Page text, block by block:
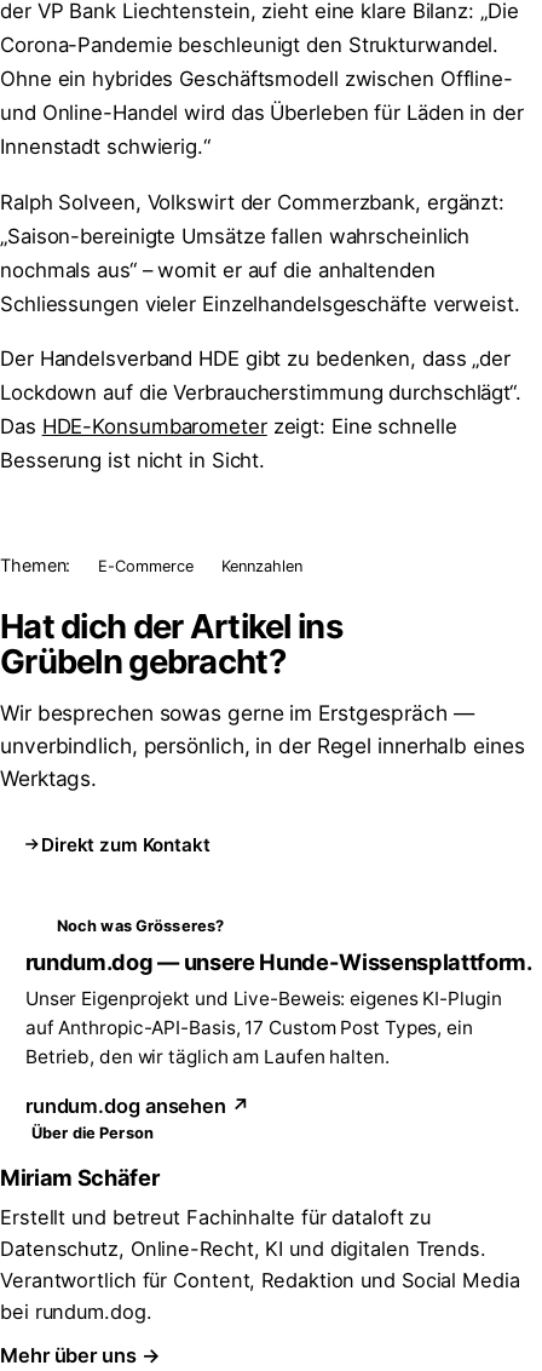
der VP Bank Liechtenstein, zieht eine klare Bilanz: „Die
Corona-Pandemie beschleunigt den Strukturwandel.
Ohne ein hybrides Geschäftsmodell zwischen Offline-
und Online-Handel wird das Überleben für Läden in der
Innenstadt schwierig.“
Ralph Solveen, Volkswirt der Commerzbank, ergänzt:
„Saison-bereinigte Umsätze fallen wahrscheinlich
nochmals aus“ – womit er auf die anhaltenden
Schliessungen vieler Einzelhandelsgeschäfte verweist.
Der Handelsverband HDE gibt zu bedenken, dass „der
Lockdown auf die Verbraucherstimmung durchschlägt“.
Das HDE-Konsumbarometerzeigt: Eine schnelle
Besserung ist nicht in Sicht.
Themen: E-Commerce Kennzahlen
Hat dich der Artikel ins
Grübelngebracht?
Wir besprechen sowas gerne im Erstgespräch —
unverbindlich, persönlich, in der Regel innerhalb eines
Werktags.
Direkt zum Kontakt
Noch was Grösseres?
rundum.dog — unsere Hunde-Wissensplattform.
Unser Eigenprojekt und Live-Beweis: eigenes KI-Plugin
auf Anthropic-API-Basis, 17 Custom Post Types, ein
Betrieb, den wir täglich am Laufen halten.
rundum.dog ansehen ↗
Über die Person
Miriam Schäfer
Erstellt und betreut Fachinhalte für dataloft zu
Datenschutz, Online-Recht, KI und digitalen Trends.
Verantwortlich für Content, Redaktion und Social Media
bei rundum.dog.
Mehr über uns →